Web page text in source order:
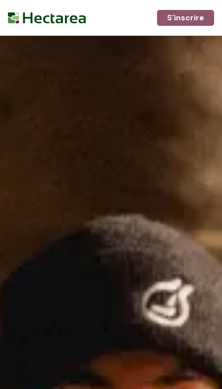
S'inscrire